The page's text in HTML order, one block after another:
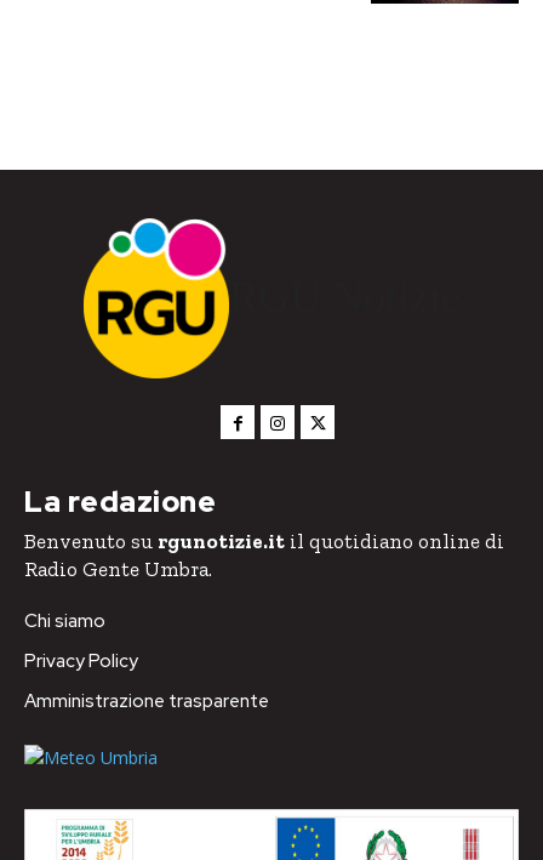
RGU Notizie
La redazione
Benvenuto su rgunotizie.it il quotidiano online di
Radio Gente Umbra.
Chi siamo
Privacy Policy
Amministrazione trasparente